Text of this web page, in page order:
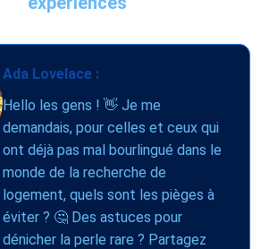
Ada Lovelace :
Hello les gens ! 👋 Je me
demandais, pour celles et ceux qui
ont déjà pas mal bourlingué dans le
monde de la recherche de
logement, quels sont les pièges à
éviter ? 🤔 Des astuces pour
dénicher la perle rare ? Partagez